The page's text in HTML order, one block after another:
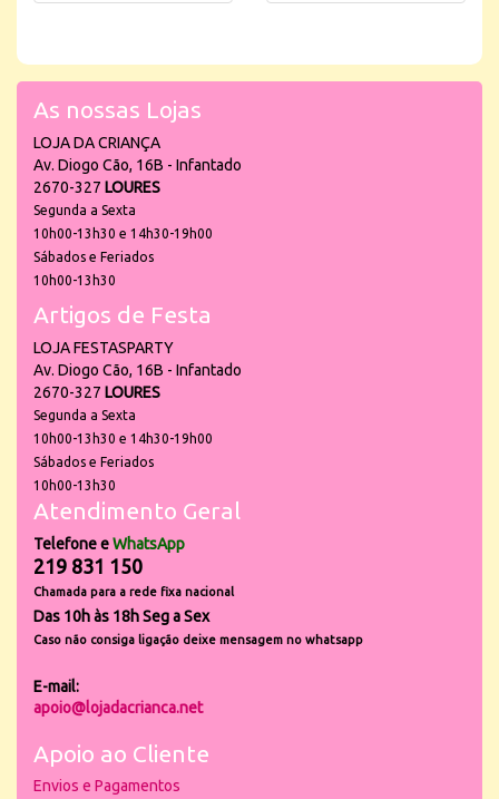
As nossas Lojas
LOJA DA CRIANÇA
Av. Diogo Cão, 16B - Infantado
2670-327 LOURES
Segunda a Sexta
10h00-13h30 e 14h30-19h00
Sábados e Feriados
10h00-13h30
Artigos de Festa
LOJA FESTASPARTY
Av. Diogo Cão, 16B - Infantado
2670-327 LOURES
Segunda a Sexta
10h00-13h30 e 14h30-19h00
Sábados e Feriados
10h00-13h30
Atendimento Geral
Telefone eWhatsApp
219 831 150
Chamada para a rede fixa nacional
Das 10h às 18h Seg a Sex
Caso não consiga ligação deixe mensagem no whatsapp
E-mail:
apoio@lojadacrianca.net
Apoio ao Cliente
Envios e Pagamentos